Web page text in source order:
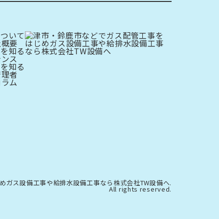
いて
要
知る
ス
知る
者
ム
ス設備工事や給排水設備工事なら株式会社TW設備へ.
All rights reserved.